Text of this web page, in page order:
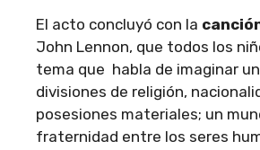
El acto concluyó con la
John Lennon, que todos los
tema que habla de imaginar
divisiones de religión,
posesiones materiales; un
fraternidad entre los seres